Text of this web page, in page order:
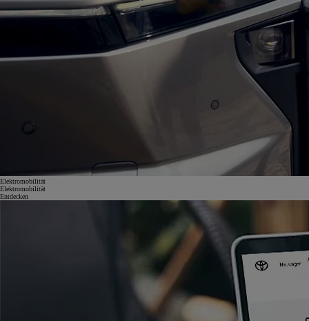
Elektromobilität
Elektromobilität
Entdecken